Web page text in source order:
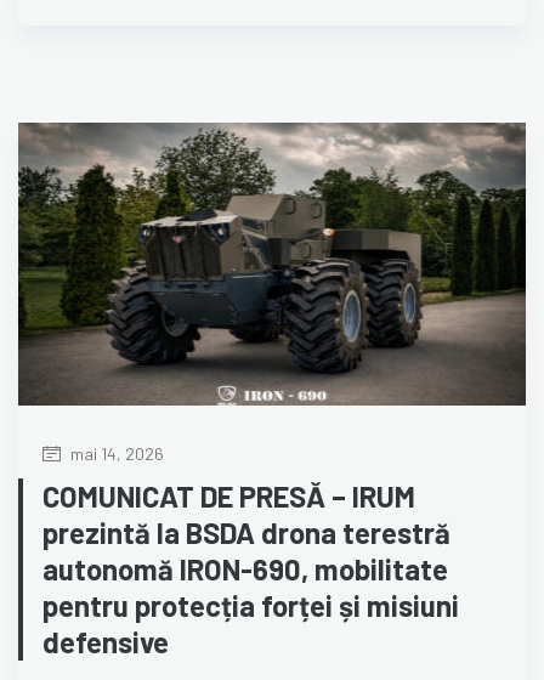
mai 14, 2026
COMUNICAT DE PRESĂ – IRUM
prezintă la BSDA drona terestră
autonomă IRON-690, mobilitate
pentru protecția forței și misiuni
defensive